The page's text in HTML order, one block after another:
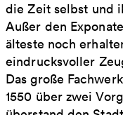
die Zeit selbst und
Außer den
älteste noch
eindrucksvoller
Das große
1550 über zwei